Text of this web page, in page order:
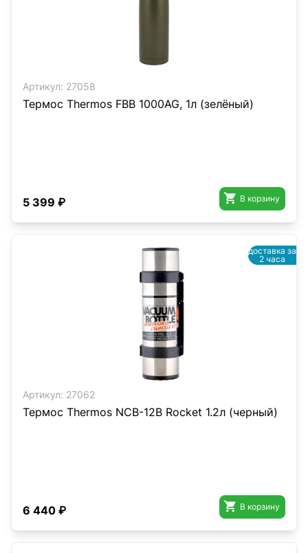
Артикул: 27058
Термос Thermos FBB 1000AG, 1л (зелёный)
5 399 ₽  В корзину
Артикул: 27062
Термос Thermos NCB-12B Rocket 1.2л (черный)
6 440 ₽  В корзину
доставка за
2 часа